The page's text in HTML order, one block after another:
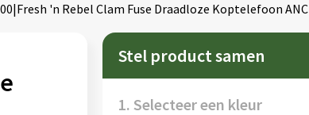
'n Rebel Clam Fuse Draadloze Koptelefoon ANC
Stel product samen
1. Selecteer een kleur